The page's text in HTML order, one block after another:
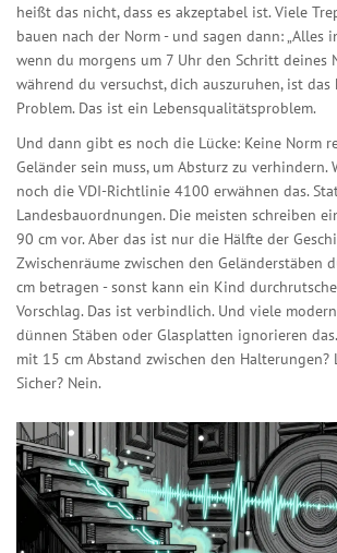
heißt das nicht, dass es akzeptabel ist. Viele
bauen nach der Norm - und sagen dann: „Alles
wenn du morgens um 7 Uhr den Schritt deines
während du versuchst, dich auszuruhen, ist das
Problem. Das ist ein Lebensqualitätsproblem.
Und dann gibt es noch die Lücke: Keine Norm
Geländer sein muss, um Absturz zu verhindern.
noch die VDI-Richtlinie 4100 erwähnen das.
Landesbauordnungen. Die meisten schreiben
90 cm vor. Aber das ist nur die Hälfte der
Zwischenräume zwischen den Geländerstäben
cm betragen - sonst kann ein Kind
Vorschlag. Das ist verbindlich. Und viele
dünnen Stäben oder Glasplatten ignorieren
mit 15 cm Abstand zwischen den Halterungen?
Sicher? Nein.